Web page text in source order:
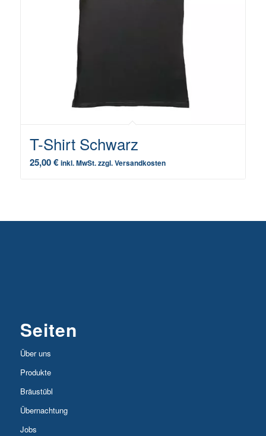
T-Shirt Schwarz
25,00€ inkl. MwSt. zzgl. Versandkosten
Seiten
Über uns
Produkte
Bräustübl
Übernachtung
Jobs